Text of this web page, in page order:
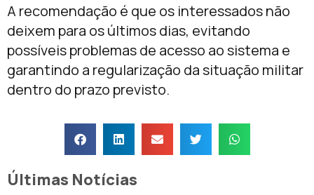
A recomendação é que os interessados não
deixem para os últimos dias, evitando
possíveis problemas de acesso ao sistema e
garantindo a regularização da situação militar
dentro do prazo previsto.
Últimas Notícias